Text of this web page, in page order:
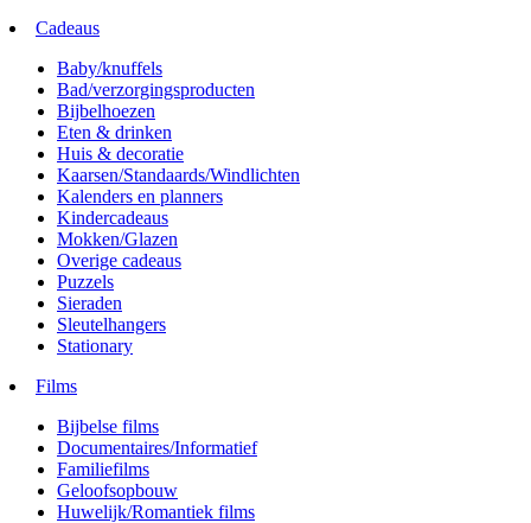
Cadeaus
Baby/knuffels
Bad/verzorgingsproducten
Bijbelhoezen
Eten & drinken
Huis & decoratie
Kaarsen/Standaards/Windlichten
Kalenders en planners
Kindercadeaus
Mokken/Glazen
Overige cadeaus
Puzzels
Sieraden
Sleutelhangers
Stationary
Films
Bijbelse films
Documentaires/Informatief
Familiefilms
Geloofsopbouw
Huwelijk/Romantiek films